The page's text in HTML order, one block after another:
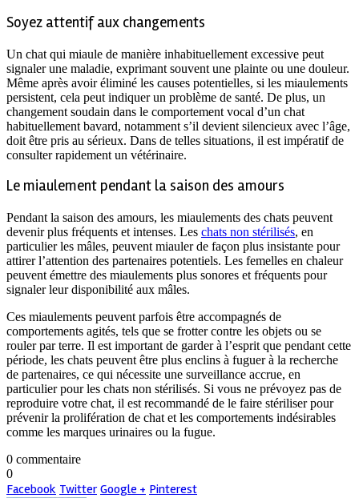
Soyez attentif aux changements
Un chat qui miaule de manière inhabituellement excessive peut
signaler une maladie, exprimant souvent une plainte ou une douleur.
Même après avoir éliminé les causes potentielles, si les miaulements
persistent, cela peut indiquer un problème de santé. De plus, un
changement soudain dans le comportement vocal d’un chat
habituellement bavard, notamment s’il devient silencieux avec l’âge,
doit être pris au sérieux. Dans de telles situations, il est impératif de
consulter rapidement un vétérinaire.
Le miaulement pendant la saison des amours
Pendant la saison des amours, les miaulements des chats peuvent
devenir plus fréquents et intenses. Les chats non stérilisés, en
particulier les mâles, peuvent miauler de façon plus insistante pour
attirer l’attention des partenaires potentiels. Les femelles en chaleur
peuvent émettre des miaulements plus sonores et fréquents pour
signaler leur disponibilité aux mâles.
Ces miaulements peuvent parfois être accompagnés de
comportements agités, tels que se frotter contre les objets ou se
rouler par terre. Il est important de garder à l’esprit que pendant cette
période, les chats peuvent être plus enclins à fuguer à la recherche
de partenaires, ce qui nécessite une surveillance accrue, en
particulier pour les chats non stérilisés. Si vous ne prévoyez pas de
reproduire votre chat, il est recommandé de le faire stériliser pour
prévenir la prolifération de chat et les comportements indésirables
comme les marques urinaires ou la fugue.
0 commentaire
0
Facebook Twitter Google + Pinterest